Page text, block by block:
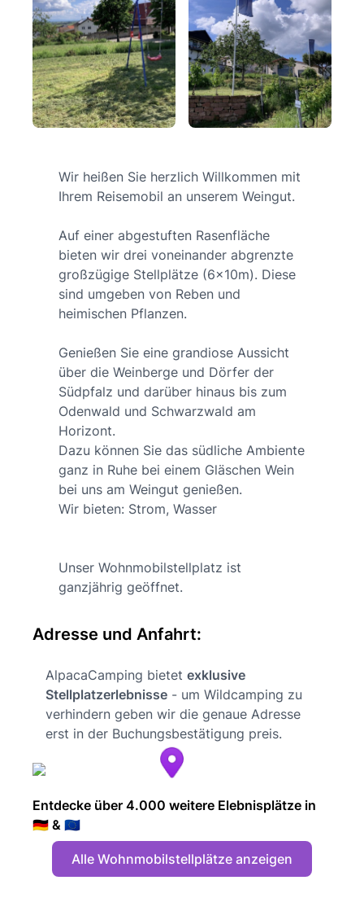
Wir heißen Sie herzlich Willkommen mit
Ihrem Reisemobil an unserem Weingut.
Auf einer abgestuften Rasenfläche
bieten wir drei voneinander abgrenzte
großzügige Stellplätze (6x10m). Diese
sind umgeben von Reben und
heimischen Pflanzen.
Genießen Sie eine grandiose Aussicht
über die Weinberge und Dörfer der
Südpfalz und darüber hinaus bis zum
Odenwald und Schwarzwald am
Horizont.
Dazu können Sie das südliche Ambiente
ganz in Ruhe bei einem Gläschen Wein
bei uns am Weingut genießen.
Wir bieten: Strom, Wasser
Unser Wohnmobilstellplatz ist
ganzjährig geöffnet.
Adresse und Anfahrt:
AlpacaCamping bietet exklusive
Stellplatzerlebnisse - um Wildcamping zu
verhindern geben wir die genaue Adresse
erst in der Buchungsbestätigung preis.
Entdecke über 4.000 weitere Elebnisplätze in
🇩🇪 & 🇪🇺
Alle Wohnmobilstellplätze anzeigen